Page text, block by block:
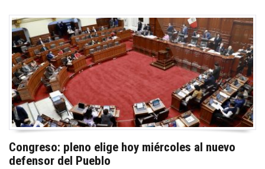
Congreso: pleno elige hoy miércoles al nuevo
defensor del Pueblo